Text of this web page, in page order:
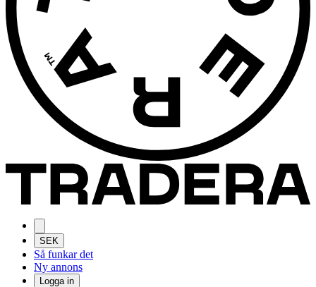
SEK
Så funkar det
Ny annons
Logga in